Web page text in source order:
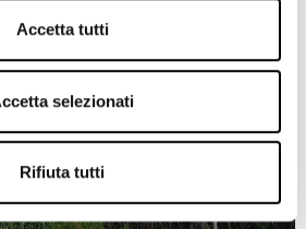
Accetta tutti
selezionati
Rifiuta tutti